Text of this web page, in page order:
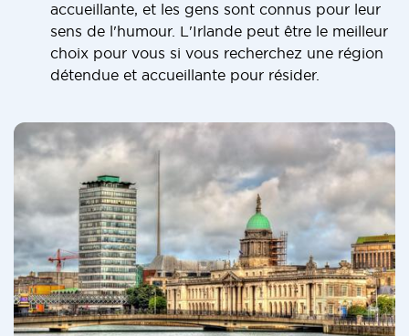
accueillante, et les gens sont connus pour leur
sens de l'humour. L'Irlande peut être le meilleur
choix pour vous si vous recherchez une région
détendue et accueillante pour résider.